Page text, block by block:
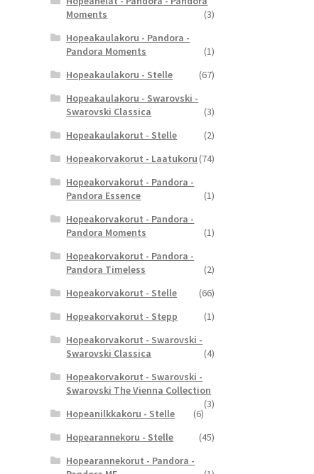
Moments
(3)
Hopeakaulakoru - Pandora -
Pandora Moments
(1)
Hopeakaulakoru - Stelle
(67)
Hopeakaulakoru - Swarovski -
Swarovski Classica
(3)
Hopeakaulakorut - Stelle
(2)
Hopeakorvakorut - Laatukoru (74)
Hopeakorvakorut - Pandora -
Pandora Essence
(1)
Hopeakorvakorut - Pandora -
Pandora Moments
(1)
Hopeakorvakorut - Pandora -
Pandora Timeless
(2)
Hopeakorvakorut - Stelle
(66)
Hopeakorvakorut - Stepp
(1)
Hopeakorvakorut - Swarovski -
Swarovski Classica
(4)
Hopeakorvakorut - Swarovski -
Swarovski The Vienna Collection
(3)
Hopeanilkkakoru - Stelle
(6)
Hopearannekoru - Stelle
(45)
Hopearannekorut - Pandora -